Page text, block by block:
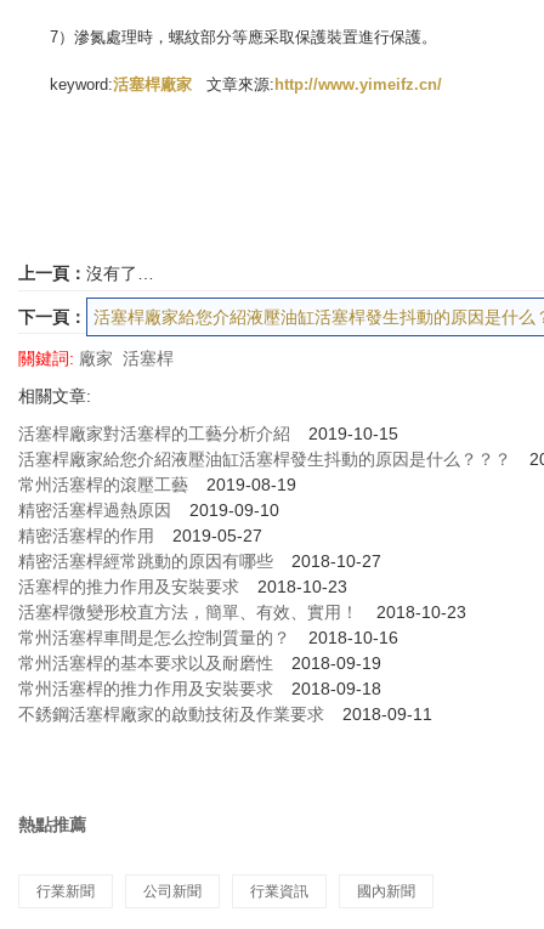
7）滲氮處理時，螺紋部分等應采取保護裝置進行保護。
keyword:活塞桿廠家 文章來源:http://www.yimeifz.cn/
上一頁： 沒有了…
下一頁： 活塞桿廠家給您介紹液壓油缸活塞桿發生抖動的原因是什么
關鍵詞: 廠家 活塞桿
相關文章:
活塞桿廠家對活塞桿的工藝分析介紹
2019-10-15
活塞桿廠家給您介紹液壓油缸活塞桿發生抖動的原因是什么？？？
常州活塞桿的滾壓工藝
2019-08-19
精密活塞桿過熱原因
2019-09-10
精密活塞桿的作用
2019-05-27
精密活塞桿經常跳動的原因有哪些
2018-10-27
活塞桿的推力作用及安裝要求
2018-10-23
活塞桿微變形校直方法，簡單、有效、實用！
2018-10-23
常州活塞桿車間是怎么控制質量的？
2018-10-16
常州活塞桿的基本要求以及耐磨性
2018-09-19
常州活塞桿的推力作用及安裝要求
2018-09-18
不銹鋼活塞桿廠家的啟動技術及作業要求
2018-09-11
熱點推薦
行業新聞 公司新聞 行業資訊 國內新聞